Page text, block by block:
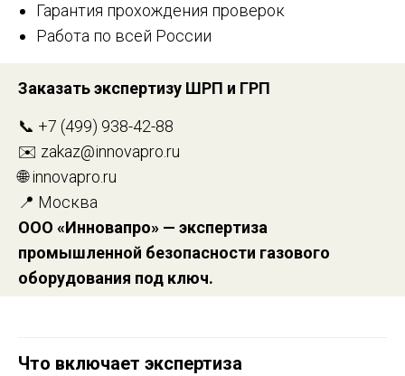
Гарантия прохождения проверок
Работа по всей России
Заказать экспертизу ШРП и ГРП
📞 +7 (499) 938-42-88
✉️ zakaz@innovapro.ru
🌐 innovapro.ru
📍 Москва
ООО «Инновапро» — экспертиза
промышленной безопасности газового
оборудования под ключ.
Что включает экспертиза